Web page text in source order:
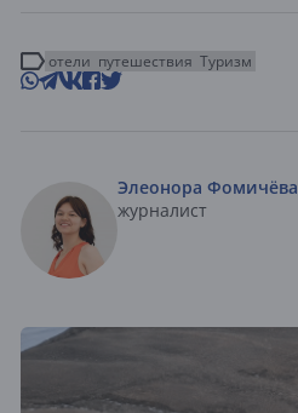
отели путешествия Туризм
Элеонора Фомичёва
журналист